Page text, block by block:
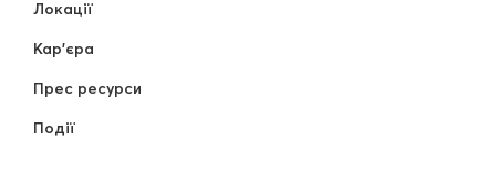
Локації
Кар'єра
Прес ресурси
Події